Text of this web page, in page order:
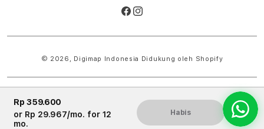
Rp 359.600
or Rp 29.967/mo. for 12
mo.
Habis
Facebook
Instagram
pembayaran
© 2026, Digimap Indonesia Didukung oleh Shopify